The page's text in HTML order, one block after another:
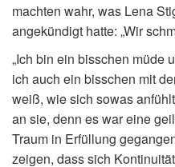
machten wahr, was Lena
angekündigt hatte: „Wir
„Ich bin ein bisschen müde
ich auch ein bisschen mit
weiß, wie sich sowas
an sie, denn es war eine
Traum in Erfüllung
zeigen, dass sich